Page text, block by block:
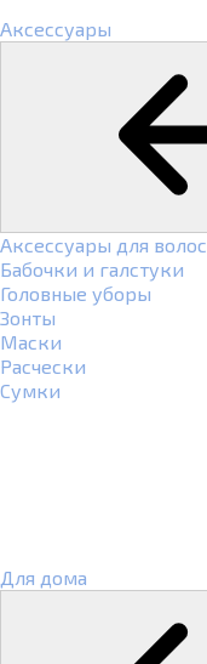
Аксессуары
Аксессуары для волос
Бабочки и галстуки
Головные уборы
Зонты
Маски
Расчески
Сумки
Для дома